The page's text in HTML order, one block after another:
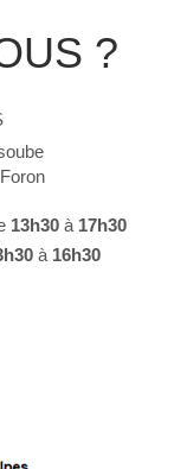
?
13h30à 17h30
à 16h30